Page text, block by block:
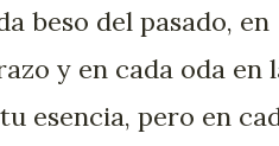
beso del pasado, en
y en cada oda en
esencia, pero en